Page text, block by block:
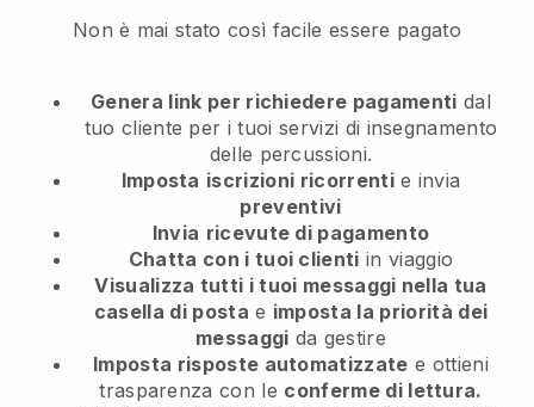
Non è mai stato così facile essere pagato
Genera link per richiedere pagamenti dal
tuo cliente per i tuoi servizi di insegnamento
delle percussioni.
Imposta iscrizioni ricorrentie invia
preventivi
Invia ricevute di pagamento
Chatta con i tuoi clienti in viaggio
Visualizza tutti i tuoi messaggi nella tua
casella di posta e imposta la priorità dei
messaggi da gestire
Imposta risposte automatizzate e ottieni
trasparenza con le conferme di lettura.